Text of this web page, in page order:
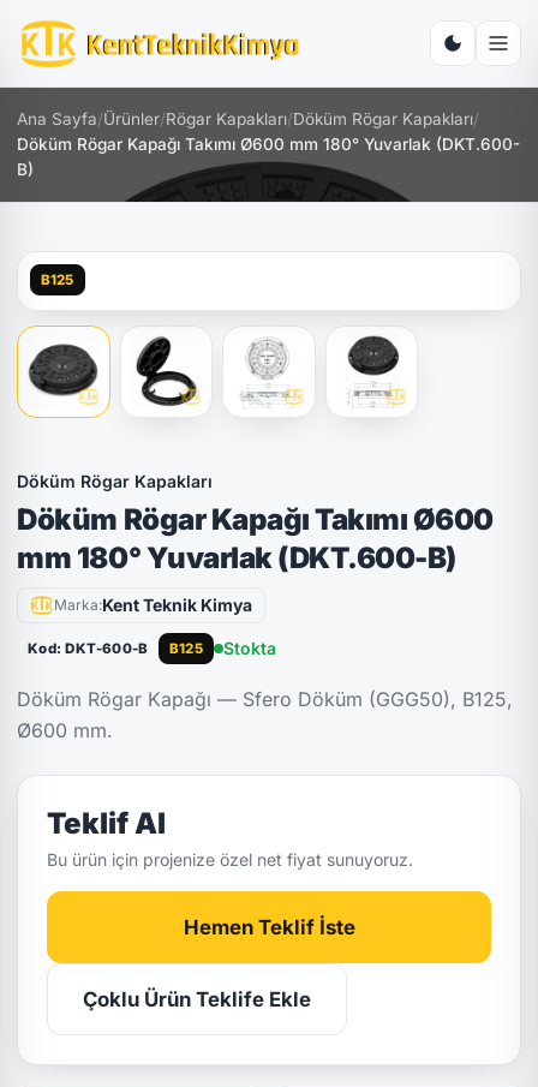
Ana Sayfa/Ürünler/Rögar Kapakları/Döküm Rögar Kapakları/
Döküm Rögar Kapağı Takımı Ø600 mm 180° Yuvarlak (DKT.600-
B)
B125
Döküm Rögar Kapakları
Döküm Rögar Kapağı Takımı Ø600
mm 180° Yuvarlak (DKT.600-B)
Marka:Kent Teknik Kimya
Kod: DKT-600-B B125 Stokta
Döküm Rögar Kapağı — Sfero Döküm (GGG50), B125,
Ø600 mm.
Teklif Al
Bu ürün için projenize özel net fiyat sunuyoruz.
Hemen Teklif İste
Çoklu Ürün Teklife Ekle